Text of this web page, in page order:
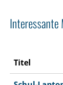
Interessante
Titel